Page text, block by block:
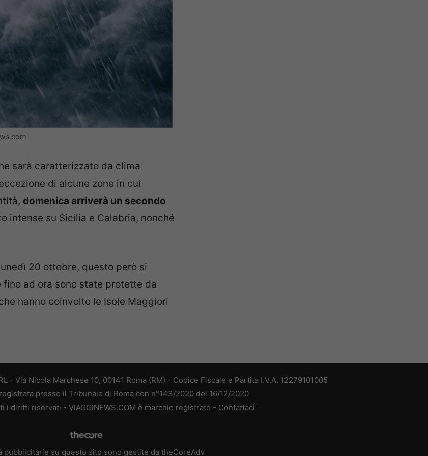
sarà caratterizzato da clima
di alcune zone in cui
domenica arriverà un secondo
intense su Sicilia e Calabria, nonché
20 ottobre, questo però si
ad ora sono state protette da
hanno coinvolto le Isole Maggiori
- Via Nicola Marchese 10, 00141 Roma (RM) - Codice Fiscale e Partita I.V.A. 12279101005
presso il Tribunale di Roma con n°143/2020 del 16/12/2020
diritti riservati - VIAGGINEWS.COM è marchio registrato - Contattaci
pubblicitarie su questo sito sono gestite da theCoreAdv